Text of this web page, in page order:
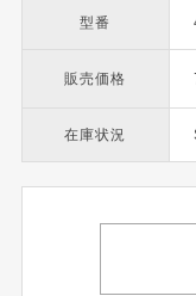
型番
販売価格
在庫状況